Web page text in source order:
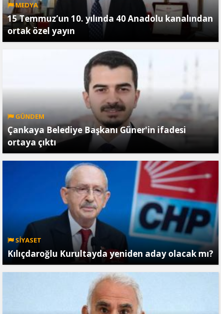
MEDYA
15 Temmuz’un 10. yılında 40 Anadolu kanalından
ortak özel yayın
GÜNDEM
Çankaya Belediye Başkanı Güner'in ifadesi
ortaya çıktı
SİYASET
Kılıçdaroğlu Kurultayda yeniden aday olacak mı?